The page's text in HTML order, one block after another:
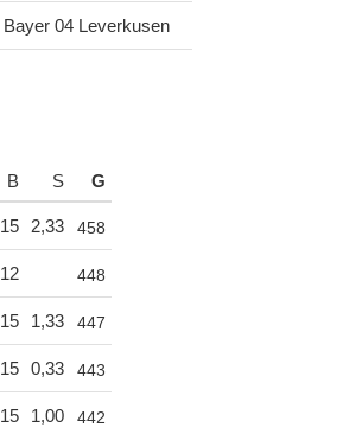
Bayer 04 Leverkusen
B S G
15 2,33 458
12 448
15 1,33 447
15 0,33 443
15 1,00 442